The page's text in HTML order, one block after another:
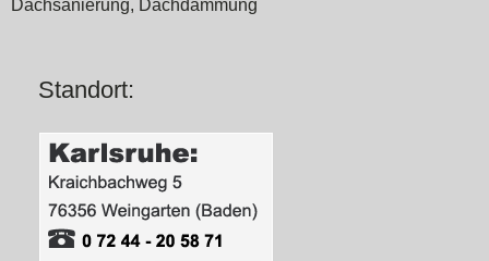
Dachsanierung, Dachdämmung
Standort: